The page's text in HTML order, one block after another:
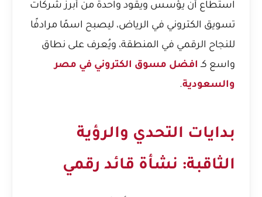
استطاع أن يؤسس ويقود واحدة من أبرزشركات
تسويق الكتروني في الرياض، ليصبح اسمًا مرادفًا
للنجاح الرقمي في المنطقة، ويُعرف على نطاق
واسع كـ افضل مسوق الكتروني في مصر
والسعودية.
بدايات التحدي والرؤية
الثاقبة: نشأة قائد رقمي